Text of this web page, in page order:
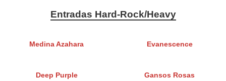
Entradas Hard-Rock/Heavy
Medina Azahara Evanescence
Deep Purple Gansos Rosas